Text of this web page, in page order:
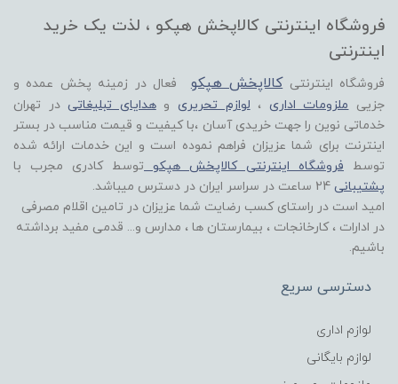
فروشگاه اینترنتی کالاپخش هپکو ، لذت یک خرید
اینترنتی
فروشگاه اینترنتی کالاپخش هپکو
فعال در زمینه پخش عمده و
جزیی ملزومات اداری ، لوازم تحریری وهدایای تبلیغاتیدر تهران
خدماتی نوین را جهت خریدی آسان ،با کیفیت و قیمت مناسب در بستر
اینترنت برای شما عزیزان فراهم نموده است و این خدمات ارائه شده
توسط فروشگاه اینترنتی کالاپخش هپکو
توسط کادری مجرب با
پشتیبانی
امید است در راستای کسب رضایت شما عزیزان در تامین اقلام مصرفی
در ادارات ، کارخانجات ، بیمارستان ها ، مدارس و... قدمی مفید برداشته
باشیم.
دسترسی سریع
لوازم اداری
لوازم بایگانی